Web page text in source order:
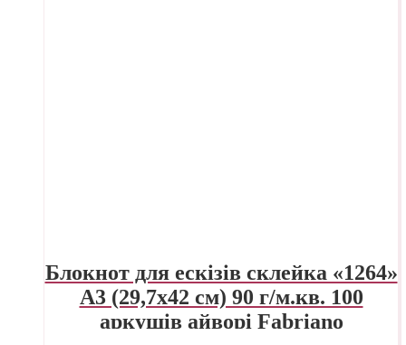
Блокнот для ескізів склейка «1264»
А3 (29,7х42 см) 90 г/м.кв. 100
аркушів айворі Fabriano